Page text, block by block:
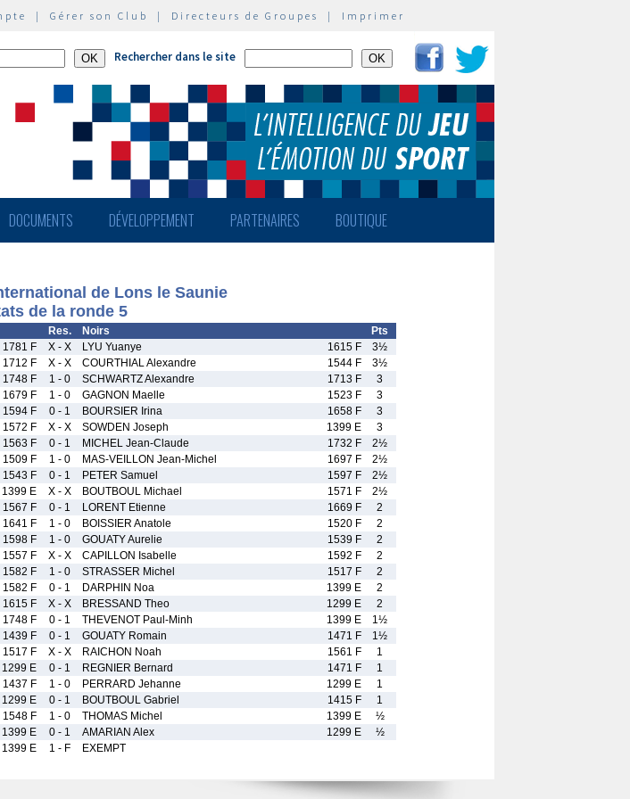
| Gérer son Club | Directeurs de Groupes | Imprimer
Rechercher dans le site
DOCUMENTS DÉVELOPPEMENT PARTENAIRES BOUTIQUE
de Lons le Saunie
de la ronde 5
Res. Noirs
Pts
1781 F X - X LYU Yuanye 1615 F
3½
1712 F X - X COURTHIAL Alexandre 1544 F
3½
1748 F 1 - 0 SCHWARTZ Alexandre 1713 F
3
1679 F 1 - 0 GAGNON Maelle 1523 F
3
1594 F 0 - 1 BOURSIER Irina 1658 F
3
1572 F X - X SOWDEN Joseph 1399 E
3
1563 F 0 - 1 MICHEL Jean-Claude 1732 F
2½
1509 F 1 - 0 MAS-VEILLON Jean-Michel 1697 F
2½
1543 F 0 - 1 PETER Samuel 1597 F
2½
1399 E X - X BOUTBOUL Michael 1571 F
2½
1567 F 0 - 1 LORENT Etienne 1669 F
2
1641 F 1 - 0 BOISSIER Anatole 1520 F
2
1598 F 1 - 0 GOUATY Aurelie 1539 F
2
1557 F X - X CAPILLON Isabelle 1592 F
2
1582 F 1 - 0 STRASSER Michel 1517 F
2
1582 F 0 - 1 DARPHIN Noa 1399 E
2
1615 F X - X BRESSAND Theo 1299 E
2
1748 F 0 - 1 THEVENOT Paul-Minh 1399 E
1½
1439 F 0 - 1 GOUATY Romain 1471 F
1½
1517 F X - X RAICHON Noah 1561 F
1
1299 E 0 - 1 REGNIER Bernard 1471 F
1
1437 F 1 - 0 PERRARD Jehanne 1299 E
1
1299 E 0 - 1 BOUTBOUL Gabriel 1415 F
1
1548 F 1 - 0 THOMAS Michel 1399 E
½
1399 E 0 - 1 AMARIAN Alex 1299 E
½
1399 E 1 - F EXEMPT